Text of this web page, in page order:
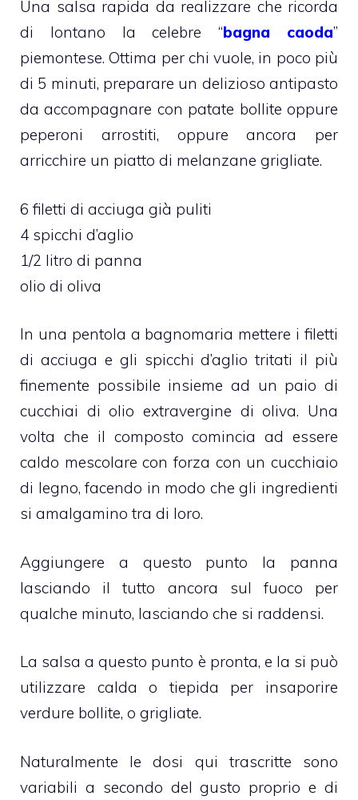
Una salsa rapida da realizzare che ricorda
di lontano la celebre “bagna caoda”
piemontese. Ottima per chi vuole, in poco più
di 5 minuti, preparare un delizioso antipasto
da accompagnare con patate bollite oppure
peperoni arrostiti, oppure ancora per
arricchire un piatto di melanzane grigliate.
6 filetti di acciuga già puliti
4 spicchi d’aglio
1/2 litro di panna
olio di oliva
In una pentola a bagnomaria mettere i filetti
di acciuga e gli spicchi d’aglio tritati il più
finemente possibile insieme ad un paio di
cucchiai di olio extravergine di oliva. Una
volta che il composto comincia ad essere
caldo mescolare con forza con un cucchiaio
di legno, facendo in modo che gli ingredienti
si amalgamino tra di loro.
Aggiungere a questo punto la panna
lasciando il tutto ancora sul fuoco per
qualche minuto, lasciando che si raddensi.
La salsa a questo punto è pronta, e la si può
utilizzare calda o tiepida per insaporire
verdure bollite, o grigliate.
Naturalmente le dosi qui trascritte sono
variabili a secondo del gusto proprio e di